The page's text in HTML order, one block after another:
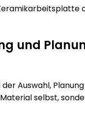
und
Auswahl,
selbst,